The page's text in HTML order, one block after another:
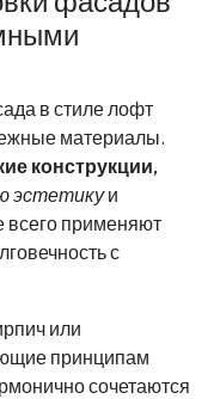
в стиле лофт
материалы.
конструкции,
эстетикуи
применяют
с
или
принципам
сочетаются